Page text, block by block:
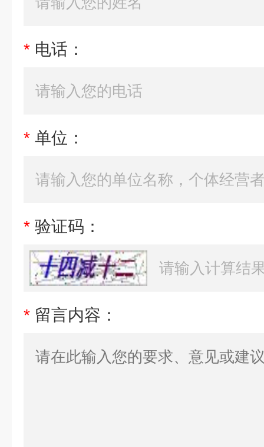
* 电话：
* 单位：
* 验证码：
* 留言内容：